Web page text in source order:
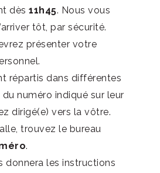
dès 11h45. Nous vous
tôt, par sécurité.
présenter votre
répartis dans différentes
numéro indiqué sur leur
dirigé(e) vers la vôtre.
trouvez le bureau
.
donnera les instructions